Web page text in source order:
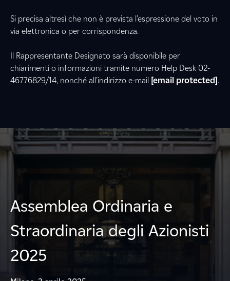
Si precisa altresì che non è prevista l’espressione del voto in
via elettronica o per corrispondenza.
Il Rappresentante Designato sarà disponibile per
chiarimenti o informazioni tramite numero Help Desk 02-
46776829/14, nonché all’indirizzo e-mail [email protected].
Assemblea Ordinaria e
Straordinaria degli Azionisti
2025